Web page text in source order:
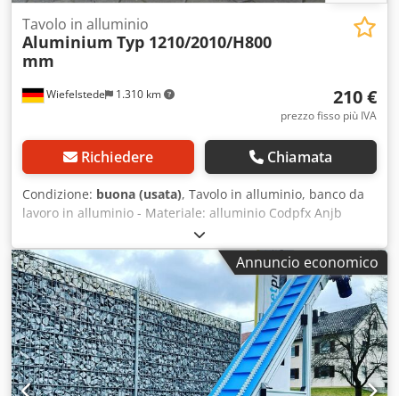
Wiefelstede 1.310 km
Tavolo in alluminio
Aluminium Typ 1210/2010/H800
mm
210 €
prezzo fisso più IVA
Richiedere Chiamata
Condizione: buona (usata), Tavolo in alluminio, banco da
lavoro in alluminio - Materiale: alluminio Codpfx Anjb
Rgyqs Ejha - 1 base - 2 piani di lavoro in plastica -
Dimensioni: 1210/2010/H800 mm - Peso: 70 kg
Annuncio economico